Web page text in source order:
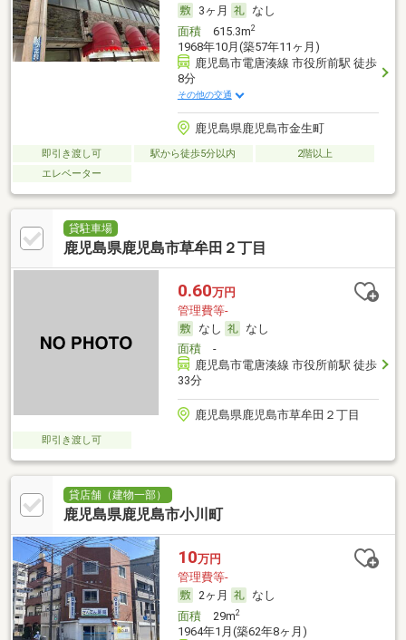
3ヶ月
なし
面積615.3m2
1968年10月(築57年11ヶ月)
鹿児島市電唐湊線 市役所前駅 徒歩
8分
その他の交通
鹿児島県鹿児島市金生町
即引き渡し可 駅から徒歩5分以内
2階以上
エレベーター
貸駐車場
鹿児島県鹿児島市草牟田２丁目
0.60万円
管理費等-
なし
なし
面積-
鹿児島市電唐湊線 市役所前駅 徒歩
33分
鹿児島県鹿児島市草牟田２丁目
即引き渡し可
貸店舗（建物一部）
鹿児島県鹿児島市小川町
10万円
管理費等-
2ヶ月
なし
面積29m2
1964年1月(築62年8ヶ月)